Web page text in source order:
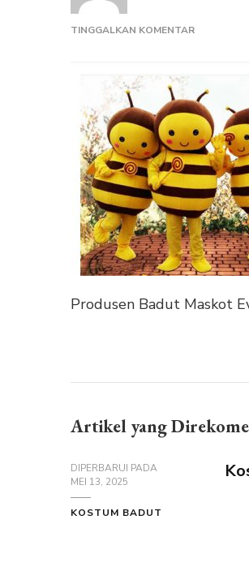
TINGGALKAN KOMENTARPADA
EVENT
SEKOLAH
KARAKTER
LEBAH
Produsen Badut Maskot
Artikel yang
DIPERBARUI PADA
MEI 13, 2025
KOSTUM BADUT